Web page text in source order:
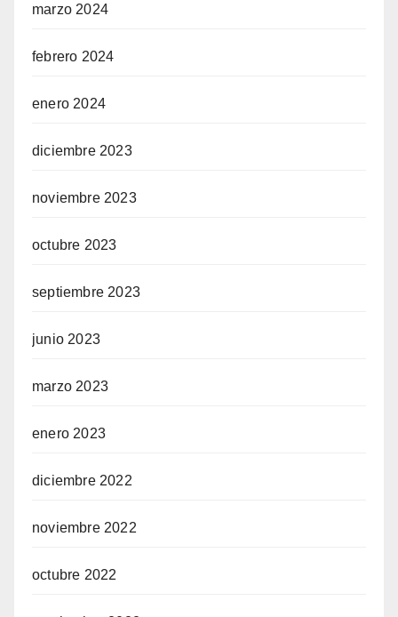
marzo 2024
febrero 2024
enero 2024
diciembre 2023
noviembre 2023
octubre 2023
septiembre 2023
junio 2023
marzo 2023
enero 2023
diciembre 2022
noviembre 2022
octubre 2022